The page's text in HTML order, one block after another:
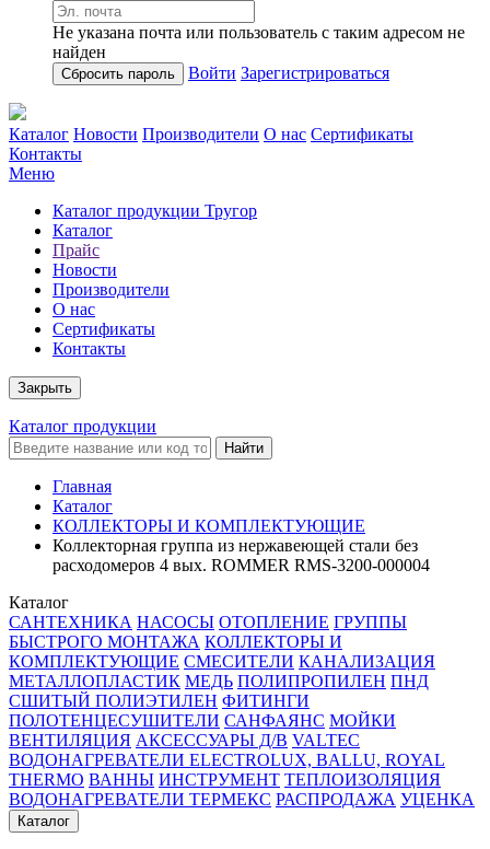
Не указана почта или пользователь с таким адресом не
найден
Войти Зарегистрироваться
Каталог Новости Производители О нас Сертификаты
Контакты
Меню
Каталог продукции Тругор
Каталог
Прайс
Новости
Производители
О нас
Сертификаты
Контакты
Закрыть
Каталог продукции
Найти
Главная
Каталог
КОЛЛЕКТОРЫ И КОМПЛЕКТУЮЩИЕ
Коллекторная группа из нержавеющей стали без
расходомеров 4 вых. ROMMER RMS-3200-000004
Каталог
САНТЕХНИКА НАСОСЫ ОТОПЛЕНИЕ ГРУППЫ
БЫСТРОГО МОНТАЖА КОЛЛЕКТОРЫ И
КОМПЛЕКТУЮЩИЕ СМЕСИТЕЛИ КАНАЛИЗАЦИЯ
МЕТАЛЛОПЛАСТИК МЕДЬ ПОЛИПРОПИЛЕН ПНД
СШИТЫЙ ПОЛИЭТИЛЕН ФИТИНГИ
ПОЛОТЕНЦЕСУШИТЕЛИ САНФАЯНС МОЙКИ
ВЕНТИЛЯЦИЯ АКСЕССУАРЫ Д/В VALTEC
ВОДОНАГРЕВАТЕЛИ ELECTROLUX, BALLU, ROYAL
THERMO ВАННЫ ИНСТРУМЕНТ ТЕПЛОИЗОЛЯЦИЯ
ВОДОНАГРЕВАТЕЛИ ТЕРМЕКС РАСПРОДАЖА УЦЕНКА
Каталог